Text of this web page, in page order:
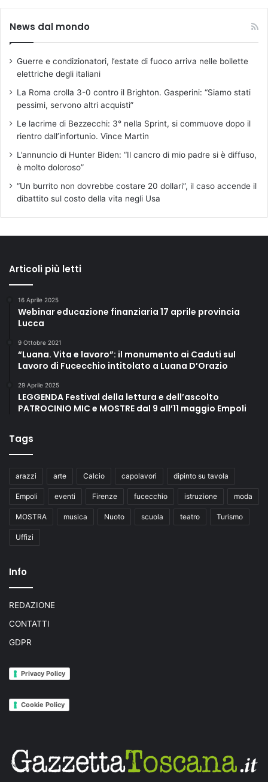
News dal mondo
Guerre e condizionatori, l’estate di fuoco arriva nelle bollette
elettriche degli italiani
La Roma crolla 3-0 contro il Brighton. Gasperini: “Siamo stati
pessimi, servono altri acquisti”
Le lacrime di Bezzecchi: 3° nella Sprint, si commuove dopo il
rientro dall’infortunio. Vince Martin
L’annuncio di Hunter Biden: “Il cancro di mio padre si è diffuso,
è molto doloroso”
“Un burrito non dovrebbe costare 20 dollari”, il caso accende il
dibattito sul costo della vita negli Usa
Articoli più letti
16 Aprile 2025
Webinar educazione finanziaria 17 aprile provincia
Lucca
9 Ottobre 2021
“Luana. Vita e lavoro”: il monumento ai Caduti sul
Lavoro di Fucecchio intitolato a Luana D’Orazio
29 Aprile 2025
LEGGENDA Festival della lettura e dell’ascolto
PATROCINIO MIC e MOSTRE dal 9 all’11 maggio Empoli
Tags
arazzi arte Calcio capolavori dipinto su tavola
Empoli eventi Firenze fucecchio istruzione moda
MOSTRA musica Nuoto scuola teatro Turismo
Uffizi
Info
REDAZIONE
CONTATTI
GDPR
Privacy Policy
Cookie Policy